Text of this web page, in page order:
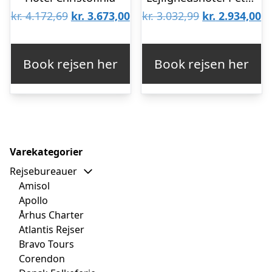
kr.4.172,69 Den
var:
kr. 4.172,69.
kr. 3.673,00Den
kr. 3.673,00.
Book rejsen her
kr.3.032,99 Den
var:
kr. 3.032,99.
kr. 2.934,00
Book rejsen her
Varekategorier
Rejsebureauer
Amisol
Apollo
Århus Charter
Atlantis Rejser
Bravo Tours
Corendon